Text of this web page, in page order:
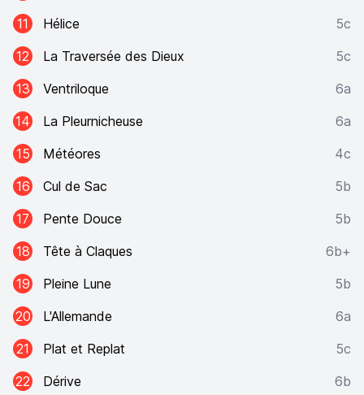
11
Hélice
5c
12
La Traversée des Dieux
5c
13
Ventriloque
6a
14
La Pleurnicheuse
6a
15
Météores
4c
16
Cul de Sac
5b
17
Pente Douce
5b
18
Tête à Claques
6b+
19
Pleine Lune
5b
20
L'Allemande
6a
21
Plat et Replat
5c
22
Dérive
6b